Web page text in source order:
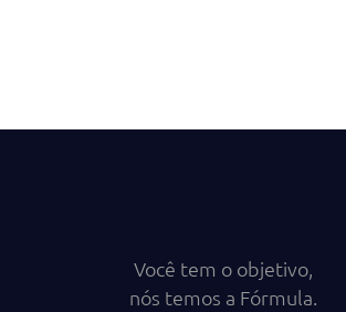
Você tem o objetivo,
nós temos a Fórmula.